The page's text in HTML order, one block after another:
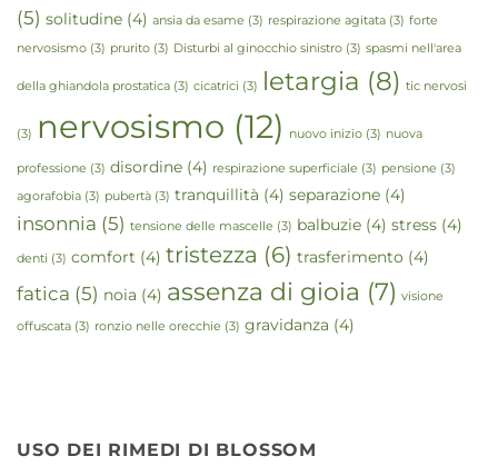
(5) solitudine (4) ansia da esame (3) respirazione agitata (3) forte
nervosismo (3) prurito (3) Disturbi al ginocchio sinistro (3) spasmi nell'area
della ghiandola prostatica (3) cicatrici (3) letargia (8) tic nervosi
(3) nervosismo (12) nuovo inizio (3) nuova
professione (3) disordine (4) respirazione superficiale (3) pensione (3)
agorafobia (3) pubertà (3) tranquillità (4) separazione (4)
insonnia (5) tensione delle mascelle (3) balbuzie (4) stress (4)
denti (3) comfort (4) tristezza (6) trasferimento (4)
fatica (5) noia (4) assenza di gioia (7) visione
offuscata (3) ronzio nelle orecchie (3) gravidanza (4)
USO DEI RIMEDI DI BLOSSOM